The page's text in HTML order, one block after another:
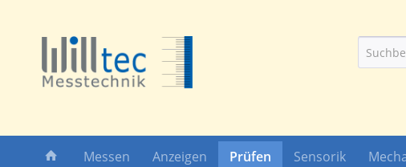
Messen Anzeigen Prüfen Sensorik